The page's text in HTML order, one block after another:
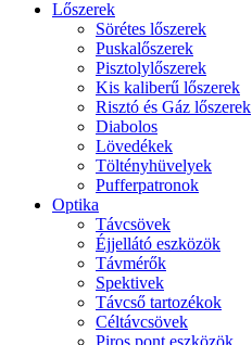
Lőszerek
Sörétes lőszerek
Puskalőszerek
Pisztolylőszerek
Kis kaliberű lőszerek
Risztó és Gáz lőszerek
Diabolos
Lövedékek
Töltényhüvelyek
Pufferpatronok
Optika
Távcsövek
Éjjellátó eszközök
Távmérők
Spektivek
Távcső tartozékok
Céltávcsövek
Piros pont eszközök